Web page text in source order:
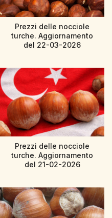
Prezzi delle nocciole
turche. Aggiornamento
del 22-03-2026
Prezzi delle nocciole
turche. Aggiornamento
del 21-02-2026